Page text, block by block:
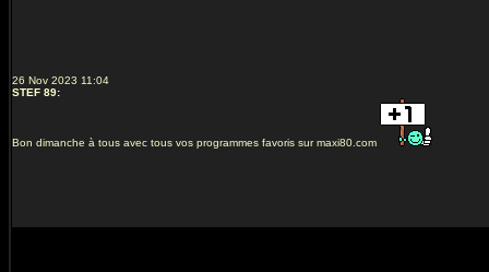
26 Nov 2023 11:04
STEF 89:
Bon dimanche à tous avec tous vos programmes favoris sur maxi80.com